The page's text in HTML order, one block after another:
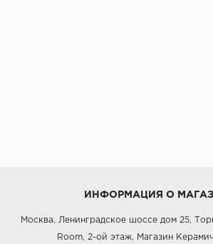
ИНФОРМАЦИЯ О
Москва, Ленинградское шоссе дом 25,
Room, 2-ой этаж, Магазин